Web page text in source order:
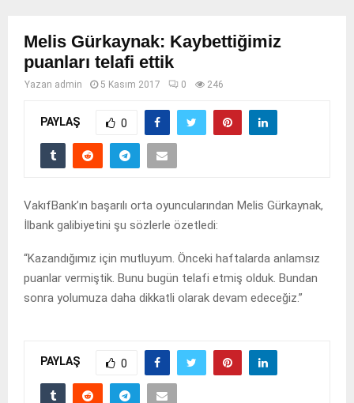
Melis Gürkaynak: Kaybettiğimiz
puanları telafi ettik
Yazan admin 5 Kasım 2017 0 246
PAYLAŞ 0
VakıfBank’ın başarılı orta oyuncularından Melis Gürkaynak,
İlbank galibiyetini şu sözlerle özetledi:
“Kazandığımız için mutluyum. Önceki haftalarda anlamsız
puanlar vermiştik. Bunu bugün telafi etmiş olduk. Bundan
sonra yolumuza daha dikkatli olarak devam edeceğiz.”
PAYLAŞ 0